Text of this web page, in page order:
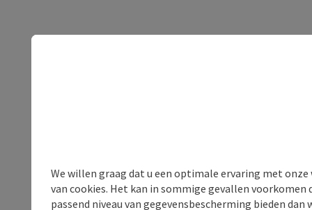
We willen graag dat u een optimale ervaring met
van cookies. Het kan in sommige gevallen voorkomen
passend niveau van gegevensbescherming bieden